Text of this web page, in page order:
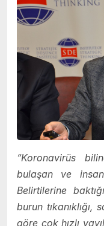
“Koronavirüs
bulaşan ve
Belirtilerine
burun
göre çok hızlı